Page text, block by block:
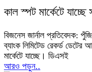
কাল স্পট মার্কেটে যাচ্ছে
বিজনেস জার্নাল প্রতিবেদক:
ব্যাংক লিমিটেড রেকর্ড
মার্কেটে যাচ্ছে। ডিএসই
আরও পড়ুন..